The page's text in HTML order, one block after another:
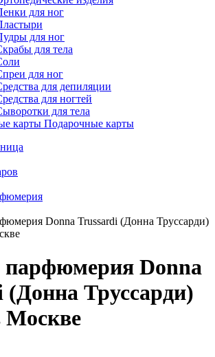
для ног
для ног
для тела
для ног
для депиляции
для ногтей
для тела
Подарочные карты
Donna Trussardi (Донна Труссарди)
Donna
(Донна Труссарди)
Москве